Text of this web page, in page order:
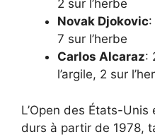
2 sur l’herbe
Novak Djokovic:
7 sur l’herbe
Carlos Alcaraz:
l’argile, 2 sur
L’Open des États-
durs à partir de 1978,